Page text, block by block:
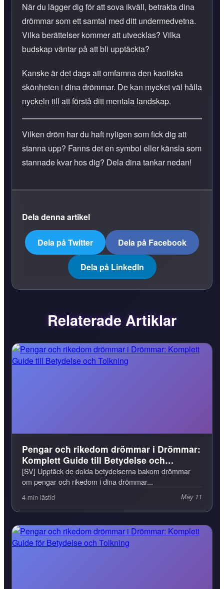
När du lägger dig för att sova ikväll, betrakta dina
drömmar som ett samtal med ditt undermedvetna.
Vilka berättelser kommer att utvecklas? Vilka
budskap väntar på att bli upptäckta?
Kanske är det dags att omfamna den kaotiska
skönheten i dina drömmar. De kan mycket väl hålla
nyckeln till att förstå ditt mentala landskap.
Vilken dröm har du haft nyligen som fick dig att
stanna upp? Fanns det en symbol eller känsla som
stannade kvar hos dig? Dela dina tankar nedan!
Dela denna artikel
Dela på Twitter Dela på Facebook
Dela på LinkedIn
Relaterade Artiklar
Pengar och rikedom drömmar i Drömmar:
Komplett Guide till Betydelse och
Tolkning
[SV] Upptäck de dolda betydelserna bakom drömmar
om pengar och rikedom i dina drömmar...
4 min lästid May 11